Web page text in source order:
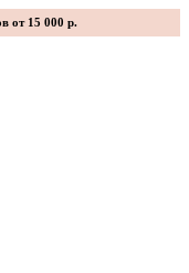
15 000 р.